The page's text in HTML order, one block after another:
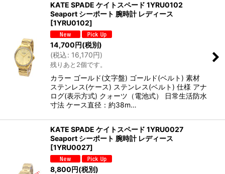
KATE SPADE ケイトスペード 1YRU0102
Seaport シーポート 腕時計 レディース
[1YRU0102]
14,700円(税別)
(税込: 16,170円)
残りあと2個です。
カラー ゴールド(文字盤) ゴールド(ベルト) 素材
ステンレス(ケース) ステンレス(ベルト) 仕様 アナ
ログ(表示方式) クォーツ（電池式） 日常生活防水
寸法 ケース直径：約38m…
KATE SPADE ケイトスペード 1YRU0027
Seaport シーポート 腕時計 レディース
[1YRU0027]
8,800円(税別)